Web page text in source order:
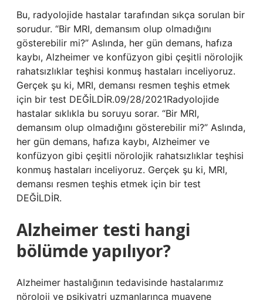
Bu, radyolojide hastalar tarafından sıkça sorulan bir
sorudur. “Bir MRI, demansım olup olmadığını
gösterebilir mi?” Aslında, her gün demans, hafıza
kaybı, Alzheimer ve konfüzyon gibi çeşitli nörolojik
rahatsızlıklar teşhisi konmuş hastaları inceliyoruz.
Gerçek şu ki, MRI, demansı resmen teşhis etmek
için bir test DEĞİLDİR.09/28/2021Radyolojide
hastalar sıklıkla bu soruyu sorar. “Bir MRI,
demansım olup olmadığını gösterebilir mi?” Aslında,
her gün demans, hafıza kaybı, Alzheimer ve
konfüzyon gibi çeşitli nörolojik rahatsızlıklar teşhisi
konmuş hastaları inceliyoruz. Gerçek şu ki, MRI,
demansı resmen teşhis etmek için bir test
DEĞİLDİR.
Alzheimer testi hangi
bölümde yapılıyor?
Alzheimer hastalığının tedavisinde hastalarımız
nöroloji ve psikiyatri uzmanlarınca muayene